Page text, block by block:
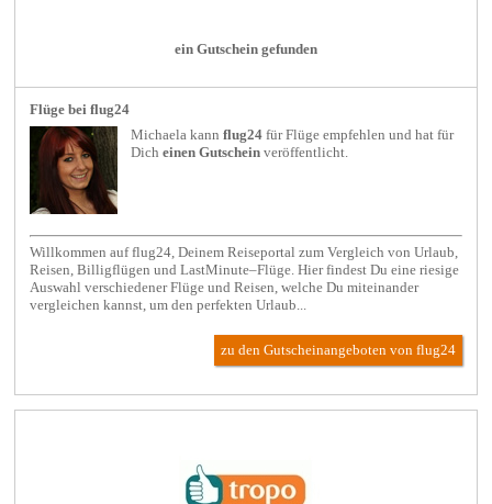
ein Gutschein gefunden
Flüge bei flug24
Michaela kannflug24 fürFlüge empfehlen und hat für
Dicheinen Gutschein veröffentlicht.
Willkommen auf flug24, Deinem Reiseportal zum Vergleich von Urlaub,
Reisen, Billigflügen und LastMinute–Flüge. Hier findest Du eine riesige
Auswahl verschiedener Flüge und Reisen, welche Du miteinander
vergleichen kannst, um den perfekten Urlaub...
zu den Gutscheinangeboten von flug24